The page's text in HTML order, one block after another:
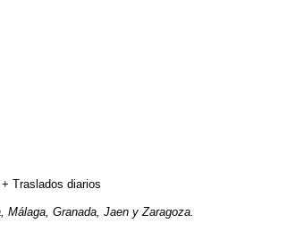
Traslados diarios
Granada, Jaen y Zaragoza.